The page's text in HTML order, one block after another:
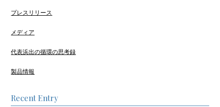
プレスリリース
メディア
代表浜出の循環の思考録
製品情報
Recent Entry